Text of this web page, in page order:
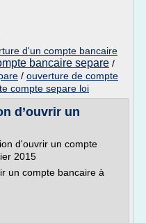
d'un compte bancaire
bancaire separe /
/ ouverture de compte
compte separe loi
d’ouvrir un
d'ouvrir un compte
2015
un compte bancaire à